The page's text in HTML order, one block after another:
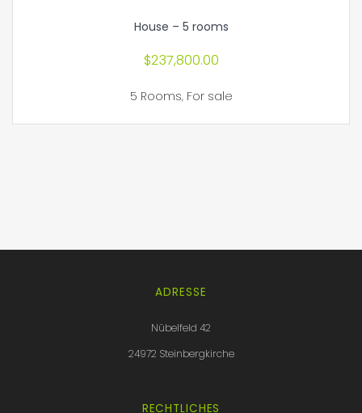
House – 5 rooms
$237,800.00
5 Rooms, For sale
ADRESSE
Nübelfeld 42
24972 Steinbergkirche
RECHTLICHES